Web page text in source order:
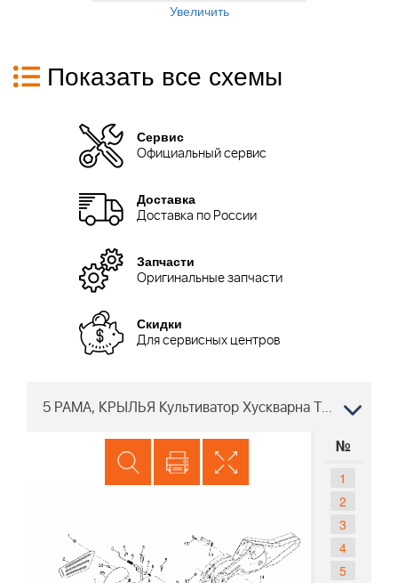
Увеличить
Показать все схемы
Сервис
Официальный сервис
Доставка
Доставка по России
Запчасти
Оригинальные запчасти
Скидки
Для сервисных центров
5 РАМА, КРЫЛЬЯ Культиватор Хускварна TR 430 96091001601, 2010-09
№
1
2
3
4
5